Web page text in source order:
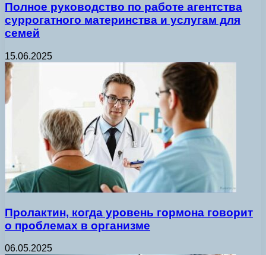
Полное руководство по работе агентства
суррогатного материнства и услугам для
семей
15.06.2025
Пролактин, когда уровень гормона говорит
о проблемах в организме
06.05.2025